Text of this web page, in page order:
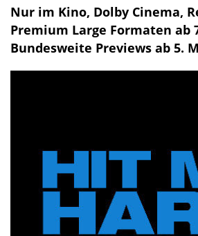
Nur im Kino, Dolby Cinema,
Premium Large Formaten ab
Bundesweite Previews ab 5.